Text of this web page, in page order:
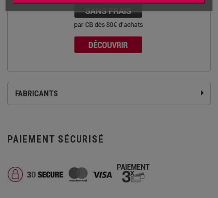
FABRICANTS
PAIEMENT SÉCURISÉ